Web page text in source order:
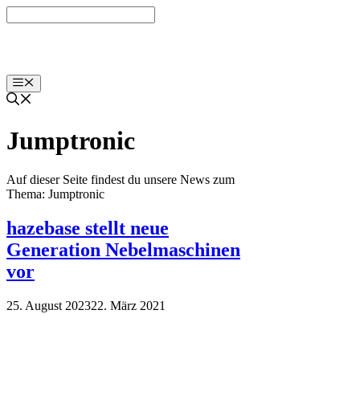
Inhalt
Menü
Jumptronic
Auf dieser Seite findest du unsere News zum
Thema: Jumptronic
hazebase stellt neue
Generation Nebelmaschinen
vor
25. August 202322. März 2021